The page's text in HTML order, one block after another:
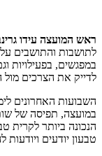
ראש המועצה עידו
לתושבות והתושבים
במפגשים, בפעילויות
לדייק את הצרכים מול
השבועות האחרונים
במועצה, תפיסה של
הנכונה ביותר לקרית
טבעון יודעים ויודעות